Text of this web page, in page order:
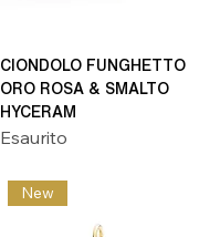
CIONDOLO FUNGHETTO
ORO ROSA & SMALTO
HYCERAM
Esaurito
New